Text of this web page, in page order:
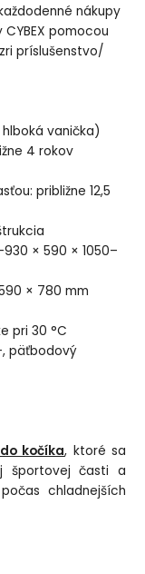
nákupy
pomocou
príslušenstvo/
vanička)
4 rokov
približne 12,5
× 590 × 1050–
× 780 mm
pri 30 °C
päťbodový
kočíka, ktoré sa
športovej časti a
chladnejších